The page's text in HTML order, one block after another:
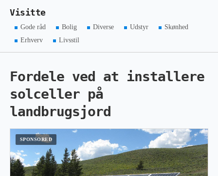
Visitte
Gode råd Bolig Diverse Udstyr
Skønhed
Erhverv
Livsstil
Fordele ved at installere
solceller på
landbrugsjord